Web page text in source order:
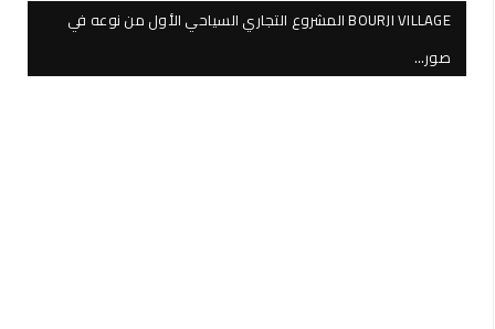
BOURJI VILLAGE المشروع التجاري السياحي الأول من نوعه في
صور…